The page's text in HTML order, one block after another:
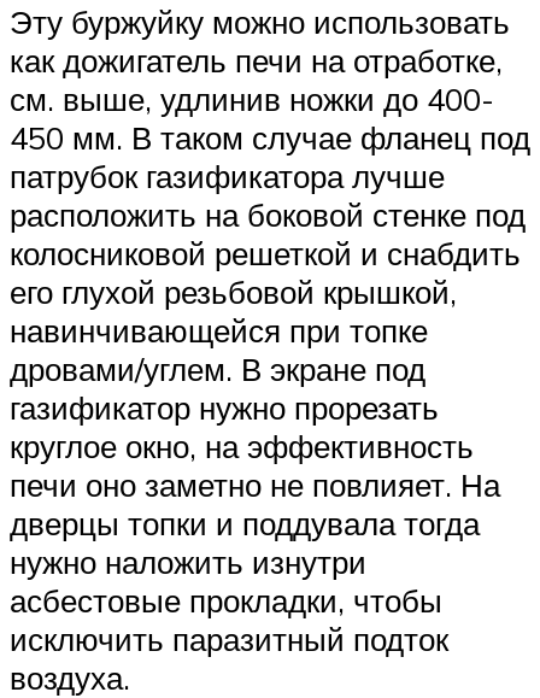
Эту буржуйку можно использовать
как дожигатель печи на отработке,
см. выше, удлинив ножки до 400-
450 мм. В таком случае фланец под
патрубок газификатора лучше
расположить на боковой стенке под
колосниковой решеткой и снабдить
его глухой резьбовой крышкой,
навинчивающейся при топке
дровами/углем. В экране под
газификатор нужно прорезать
круглое окно, на эффективность
печи оно заметно не повлияет. На
дверцы топки и поддувала тогда
нужно наложить изнутри
асбестовые прокладки, чтобы
исключить паразитный подток
воздуха.